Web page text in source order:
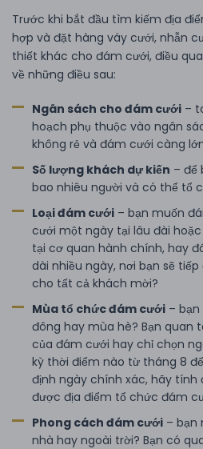
Trước khi bắt đầu tìm kiếm địa
hợp và đặt hàng váy cưới, nhẫn
thiết khác cho đám cưới, điều
về những điều sau:
Ngân sách cho đám cưới –
hoạch phụ thuộc vào ngân
không rẻ và đám cưới càng
Số lượng khách dự kiến – để
bao nhiêu người và có thể tổ
Loại đám cưới – bạn muốn
cưới một ngày tại lâu đài
tại cơ quan hành chính, hay
dài nhiều ngày, nơi bạn sẽ
cho tất cả khách mời?
Mùa tổ chức đám cưới –
đông hay mùa hè? Bạn quan
của đám cưới hay chỉ chọn
kỳ thời điểm nào từ tháng 8
định ngày chính xác, hãy tính
được địa điểm tổ chức đám
Phong cách đám cưới – bạn
nhà hay ngoài trời? Bạn có